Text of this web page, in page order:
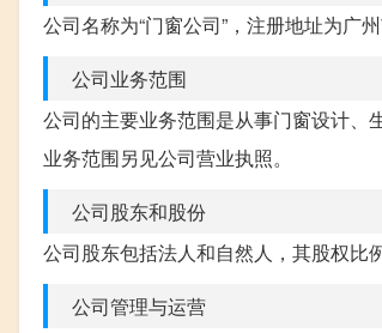
公司名称为“门窗公司”，注册地址为广
公司业务范围
公司的主要业务范围是从事门窗设计、
业务范围另见公司营业执照。
公司股东和股份
公司股东包括法人和自然人，其股权比
公司管理与运营